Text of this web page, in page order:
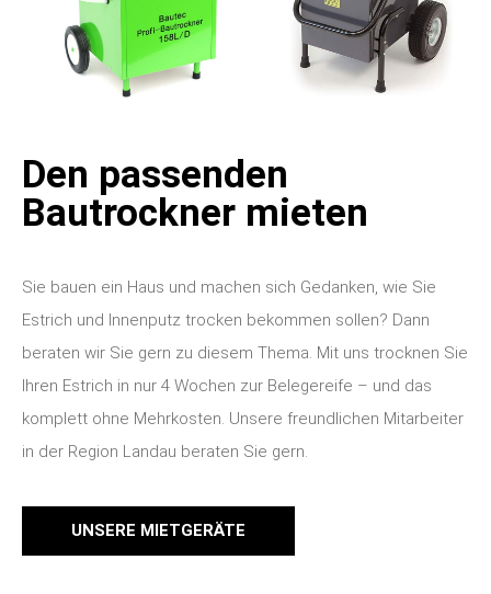
Den passenden
Bautrockner mieten
Sie bauen ein Haus und machen sich Gedanken, wie Sie
Estrich und Innenputz trocken bekommen sollen? Dann
beraten wir Sie gern zu diesem Thema. Mit uns trocknen Sie
Ihren Estrich in nur 4 Wochen zur Belegereife – und das
komplett ohne Mehrkosten. Unsere freundlichen Mitarbeiter
in der Region Landau beraten Sie gern.
UNSERE MIETGERÄTE